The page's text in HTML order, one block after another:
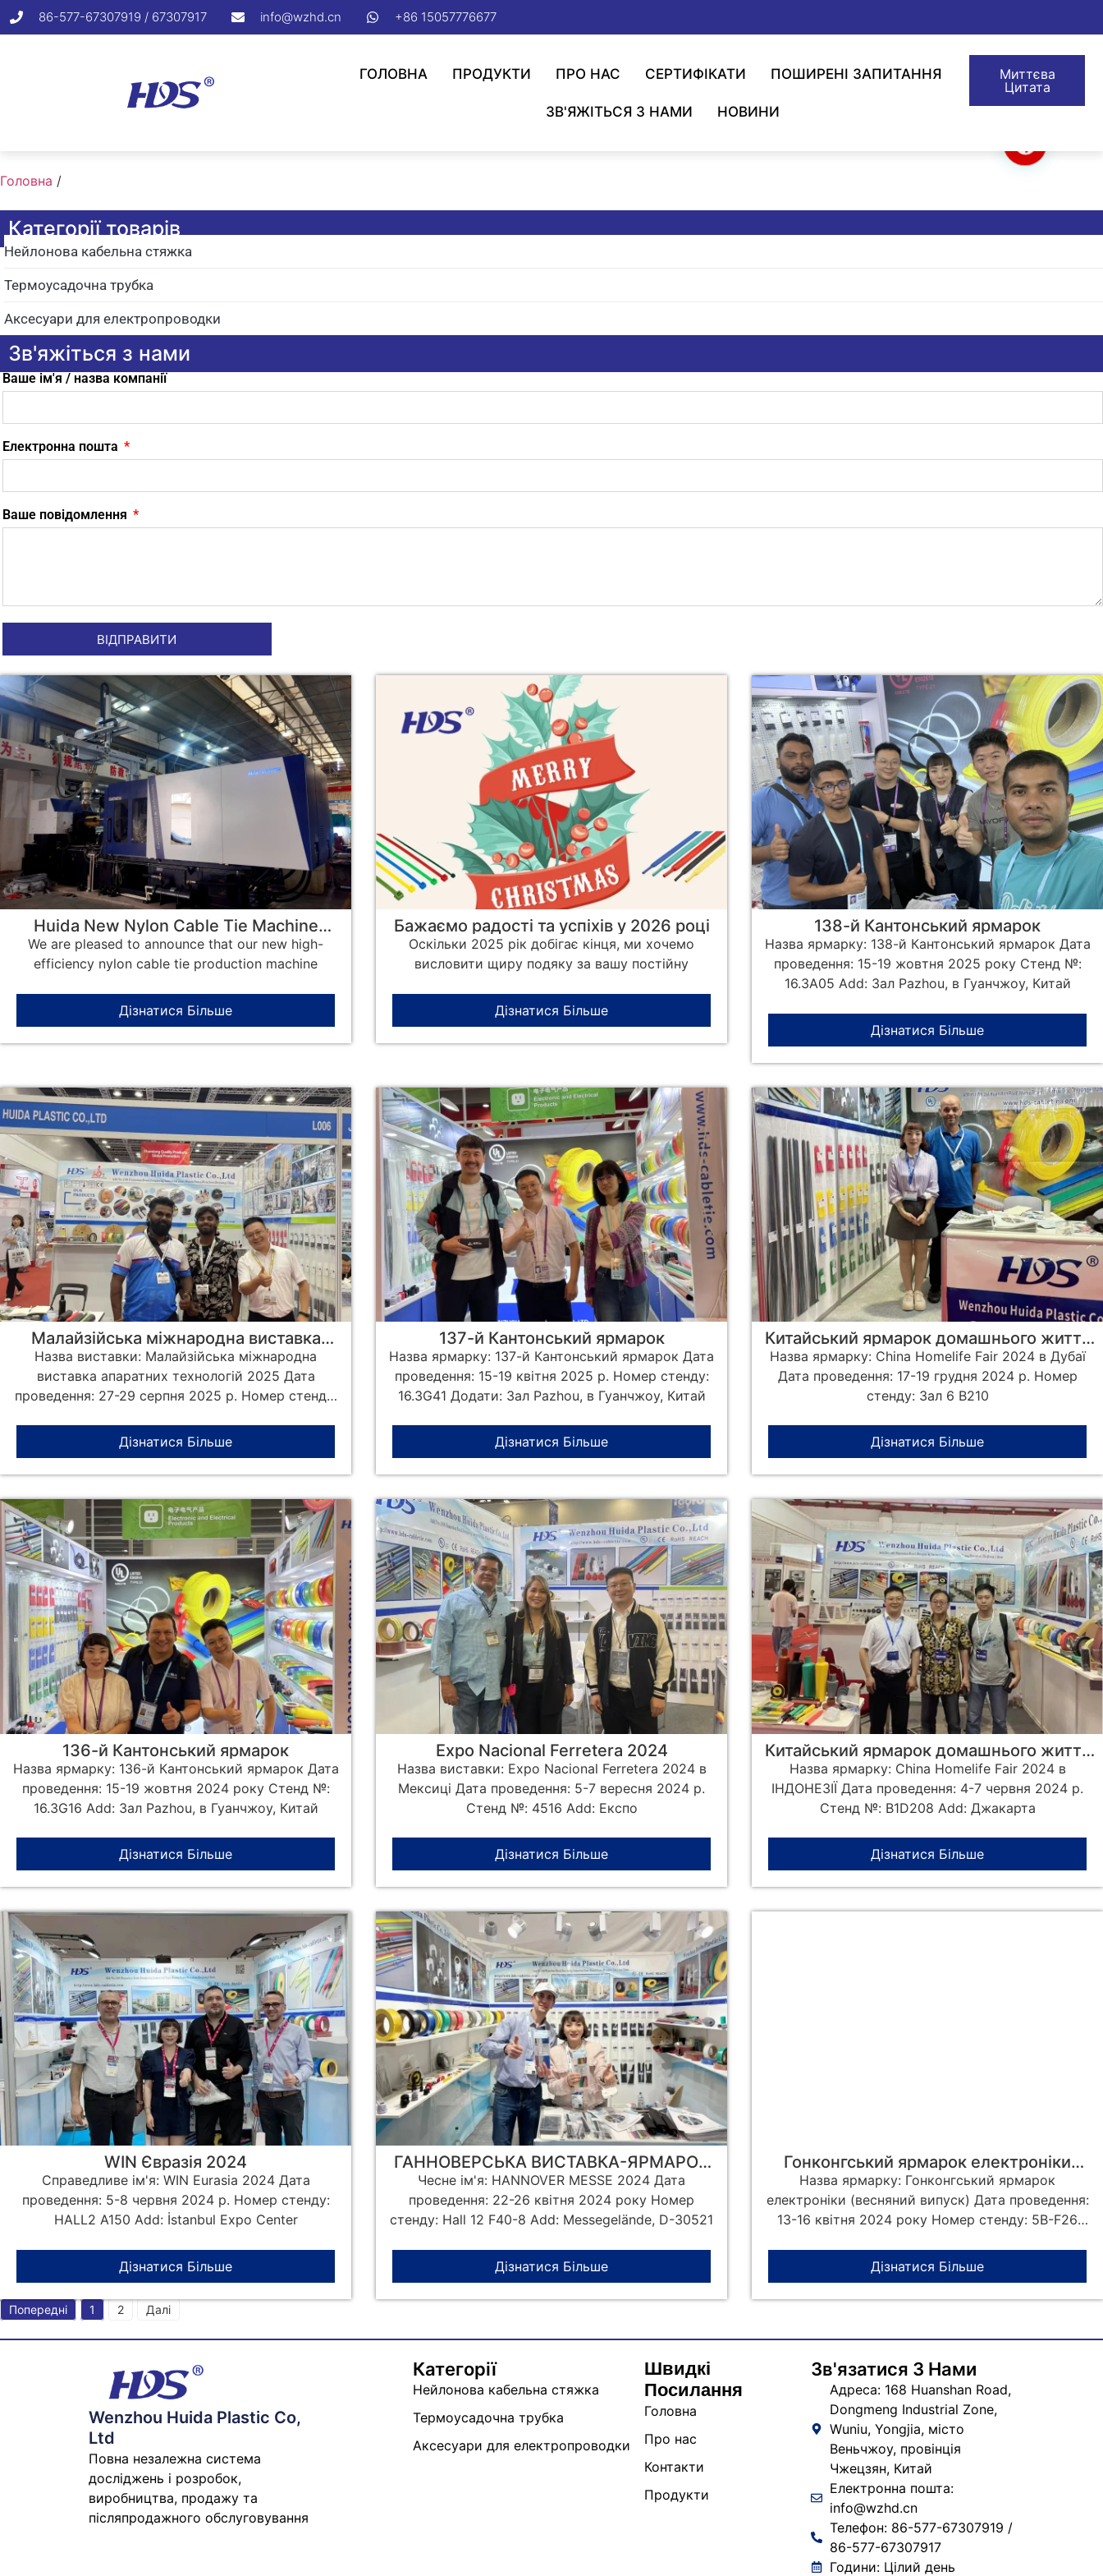
86-577-67307919 / 67307917 info@wzhd.cn +86 15057776677
ГОЛОВНА ПРОДУКТИ ПРО НАС СЕРТИФІКАТИ ПОШИРЕНІ ЗАПИТАННЯ
ЗВ'ЯЖІТЬСЯ З НАМИ НОВИНИ
Миттєва
Цитата
Головна /
Категорії товарів
Нейлонова кабельна стяжка
Термоусадочна трубка
Аксесуари для електропроводки
Зв'яжіться з нами
Ваше ім'я / назва компанії
Електронна пошта
Ваше повідомлення
ВІДПРАВИТИ
Huida New Nylon Cable Tie Machine
Arrives at the Factory
We are pleased to announce that our new high-
efficiency nylon cable tie production machine
Дізнатися Більше
Бажаємо радості та успіхів у 2026 році
Оскільки 2025 рік добігає кінця, ми хочемо
висловити щиру подяку за вашу постійну
Дізнатися Більше
138-й Кантонський ярмарок
Назва ярмарку: 138-й Кантонський ярмарок Дата
проведення: 15-19 жовтня 2025 року Стенд №:
16.3A05 Add: Зал Pazhou, в Гуанчжоу, Китай
Дізнатися Більше
Малайзійська міжнародна виставка
апаратних технологій 2025
Назва виставки: Малайзійська міжнародна
виставка апаратних технологій 2025 Дата
проведення: 27-29 серпня 2025 р. Номер стенду:
Дізнатися Більше
137-й Кантонський ярмарок
Назва ярмарку: 137-й Кантонський ярмарок Дата
проведення: 15-19 квітня 2025 р. Номер стенду:
16.3G41 Додати: Зал Pazhou, в Гуанчжоу, Китай
Дізнатися Більше
Китайський ярмарок домашнього життя
2024 в Дубаї
Назва ярмарку: China Homelife Fair 2024 в Дубаї
Дата проведення: 17-19 грудня 2024 р. Номер
стенду: Зал 6 B210
Дізнатися Більше
136-й Кантонський ярмарок
Назва ярмарку: 136-й Кантонський ярмарок Дата
проведення: 15-19 жовтня 2024 року Стенд №:
16.3G16 Add: Зал Pazhou, в Гуанчжоу, Китай
Дізнатися Більше
Expo Nacional Ferretera 2024
Назва виставки: Expo Nacional Ferretera 2024 в
Мексиці Дата проведення: 5-7 вересня 2024 р.
Стенд №: 4516 Add: Експо
Дізнатися Більше
Китайський ярмарок домашнього життя
2024 в Індонезії
Назва ярмарку: China Homelife Fair 2024 в
ІНДОНЕЗІЇ Дата проведення: 4-7 червня 2024 р.
Стенд №: B1D208 Add: Джакарта
Дізнатися Більше
WIN Євразія 2024
Справедливе ім'я: WIN Eurasia 2024 Дата
проведення: 5-8 червня 2024 р. Номер стенду:
HALL2 A150 Add: İstanbul Expo Center
Дізнатися Більше
ГАННОВЕРСЬКА ВИСТАВКА-ЯРМАРОК
2024
Чесне ім'я: HANNOVER MESSE 2024 Дата
проведення: 22-26 квітня 2024 року Номер
стенду: Hall 12 F40-8 Add: Messegelände, D-30521
Дізнатися Більше
Гонконгський ярмарок електроніки
(весняний випуск) 2024
Назва ярмарку: Гонконгський ярмарок
електроніки (весняний випуск) Дата проведення:
13-16 квітня 2024 року Номер стенду: 5B-F26
Дізнатися Більше
Попередні 1 2 Далі
Wenzhou Huida Plastic Co,
Ltd
Повна незалежна система
досліджень і розробок,
виробництва, продажу та
післяпродажного обслуговування
Категорії
Нейлонова кабельна стяжка
Термоусадочна трубка
Аксесуари для електропроводки
Швидкі
Посилання
Головна
Про нас
Контакти
Продукти
Зв'язатися З Нами
Адреса: 168 Huanshan Road,
Dongmeng Industrial Zone,
Wuniu, Yongjia, місто
Веньчжоу, провінція
Чжецзян, Китай
Електронна пошта:
info@wzhd.cn
Телефон: 86-577-67307919 /
86-577-67307917
Години: Цілий день